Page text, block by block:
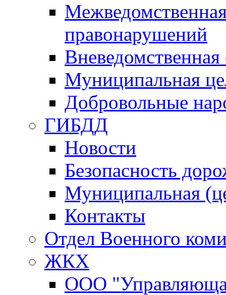
правонарушений
Вневедомственная
Муниципальная
Добровольные
ГИБДД
Новости
Безопасность
Муниципальная
Контакты
Отдел Военного
ЖКХ
ООО